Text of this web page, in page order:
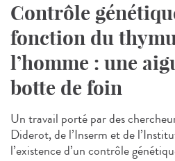
Contrôle
fonction du
l’homme : une
botte de foin
Un travail porté par des
Diderot, de l’Inserm et de
l’existence d’un contrôle